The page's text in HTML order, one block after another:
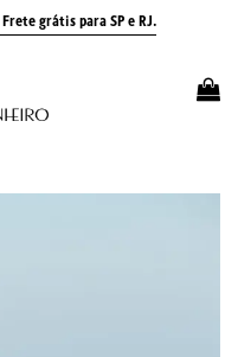
Frete grátis para SP e RJ.